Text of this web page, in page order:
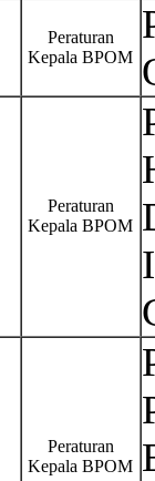
Peraturan
Kepala BPOM
Peraturan
Kepala BPOM
Peraturan
Kepala BPOM